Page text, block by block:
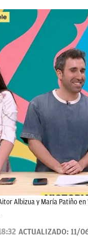
Albizua y María Patiño
ACTUALIZADO: 11/